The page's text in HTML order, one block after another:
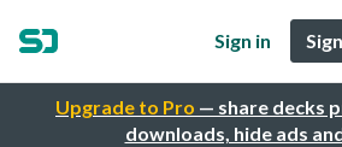
Upgrade to Pro — share decks
downloads, hide ads
Sign in